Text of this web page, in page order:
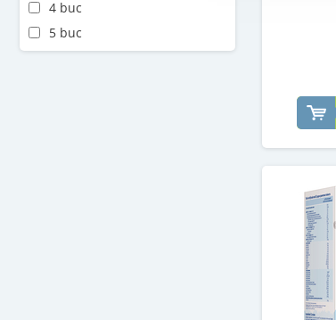
4 buc
5 buc